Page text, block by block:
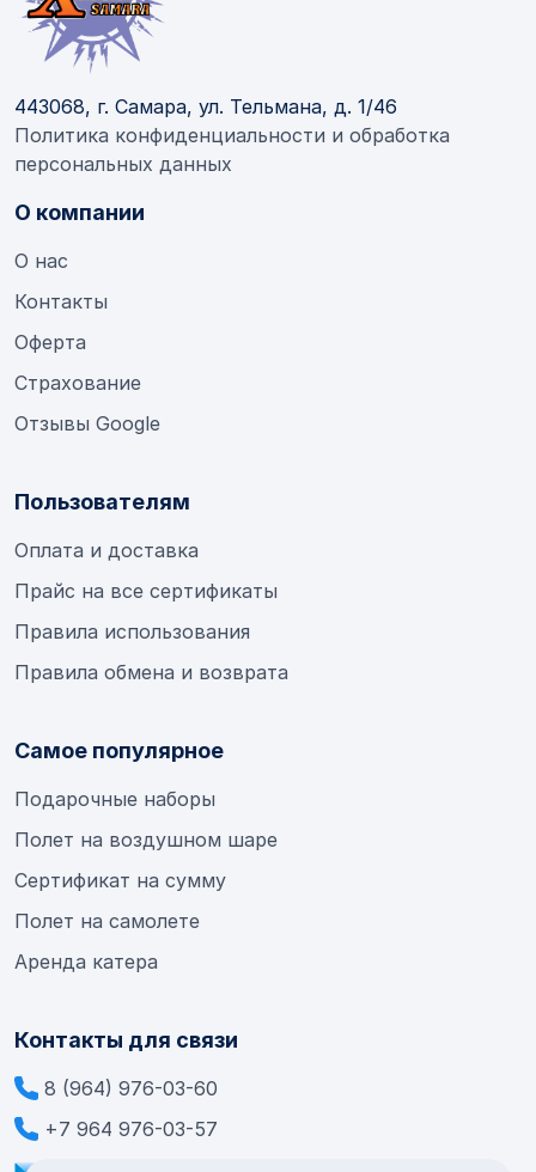
443068, г. Самара, ул. Тельмана, д. 1/46
Политика конфиденциальности и обработка
персональных данных
О компании
О нас
Контакты
Оферта
Страхование
Отзывы Google
Пользователям
Оплата и доставка
Прайс на все сертификаты
Правила использования
Правила обмена и возврата
Самое популярное
Подарочные наборы
Полет на воздушном шаре
Сертификат на сумму
Полет на самолете
Аренда катера
Контакты для связи
8 (964) 976-03-60
+7 964 976-03-57